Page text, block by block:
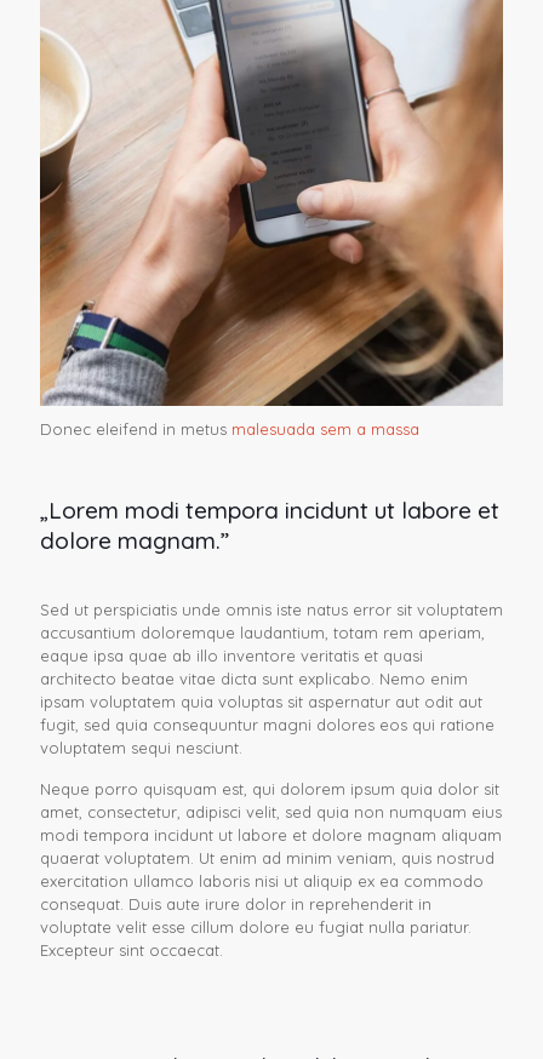
Donec eleifend in metus malesuada sem a massa
„Lorem modi tempora incidunt ut labore et
dolore magnam.”
Sed ut perspiciatis unde omnis iste natus error sit voluptatem
accusantium doloremque laudantium, totam rem aperiam,
eaque ipsa quae ab illo inventore veritatis et quasi
architecto beatae vitae dicta sunt explicabo. Nemo enim
ipsam voluptatem quia voluptas sit aspernatur aut odit aut
fugit, sed quia consequuntur magni dolores eos qui ratione
voluptatem sequi nesciunt.
Neque porro quisquam est, qui dolorem ipsum quia dolor sit
amet, consectetur, adipisci velit, sed quia non numquam eius
modi tempora incidunt ut labore et dolore magnam aliquam
quaerat voluptatem. Ut enim ad minim veniam, quis nostrud
exercitation ullamco laboris nisi ut aliquip ex ea commodo
consequat. Duis aute irure dolor in reprehenderit in
voluptate velit esse cillum dolore eu fugiat nulla pariatur.
Excepteur sint occaecat.